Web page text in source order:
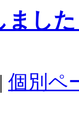
まし
| 個別ペ